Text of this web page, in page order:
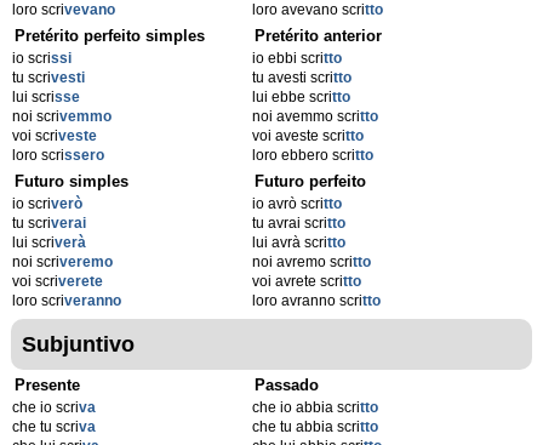
loro scrivevano
loro avevano scritto
Pretérito perfeito simples
io scrissi
tu scrivesti
lui scrisse
noi scrivemmo
voi scriveste
loro scrissero
Pretérito anterior
io ebbi scritto
tu avesti scritto
lui ebbe scritto
noi avemmo scritto
voi aveste scritto
loro ebbero scritto
Futuro simples
io scriverò
tu scriverai
lui scriverà
noi scriveremo
voi scriverete
loro scriveranno
Futuro perfeito
io avrò scritto
tu avrai scritto
lui avrà scritto
noi avremo scritto
voi avrete scritto
loro avranno scritto
Subjuntivo
Presente
che io scriva
che tu scriva
Passado
che io abbia scritto
che tu abbia scritto